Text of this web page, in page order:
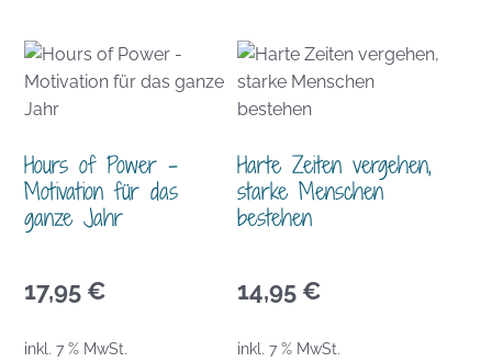
Hours of Power –
Motivation für das
ganze Jahr
17,95 €
inkl. 7 % MwSt.
Harte Zeiten vergehen,
starke Menschen
bestehen
14,95 €
inkl. 7 % MwSt.